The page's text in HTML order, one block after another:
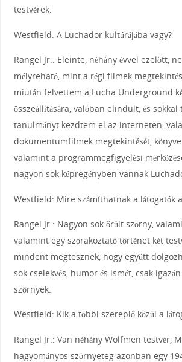
testvérek.
Westfield: A Luchador kultúrájába vagy?
Rangel Jr.: Eleinte, néhány évvel ezelőtt,
mélyreható, mint a régi filmek
miután felvettem a Lucha Underground
összeállítására, valóban elindult, és sokkal
tanulmányt kezdtem el az interneten,
dokumentumfilmek megtekintését,
valamint a programmegfigyelési
nagyon sok képregényben vannak
Westfield: Mire számíthatnak a látogatók
Rangel Jr.: Nagyon sok őrült szörny,
valamint egy szórakoztató történet két
mindent megtesznek, hogy együtt
sok cselekvés, humor és ismét, csak
szörnyek.
Westfield: Kik a többi szereplő közül a
Rangel Jr.: Van néhány Wolfmen testvér,
hagyományos szörnyeteg azonban egy